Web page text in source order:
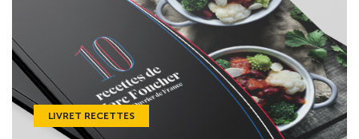
LIVRET RECETTES